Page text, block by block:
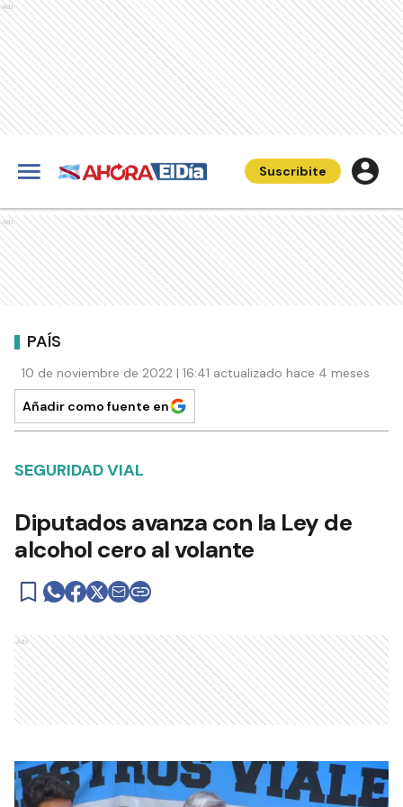
Ads
Suscribite
Ads
PAÍS
10 de noviembre de 2022 | 16:41 actualizado hace 4 meses
Añadir como fuente en
SEGURIDAD VIAL
Diputados avanza con la Ley de
alcohol cero al volante
Ads